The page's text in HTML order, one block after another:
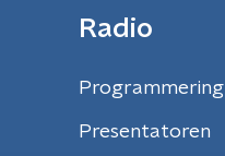
Radio
Programmering
Presentatoren